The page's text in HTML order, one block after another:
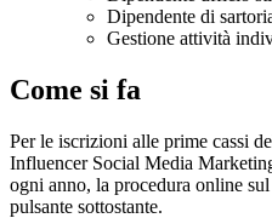
Dipendente di
Gestione attività
Come si fa
Per le iscrizioni alle prime cassi
Influencer Social Media
ogni anno, la procedura online
pulsante sottostante.